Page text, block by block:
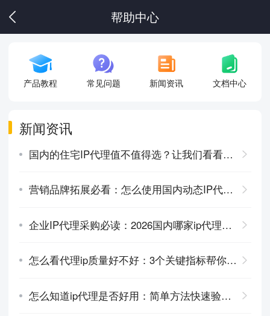
帮助中心
产品教程 常见问题 新闻资讯 文档中心
新闻资讯
国内的住宅IP代理值不值得选？让我们看看如何选择住宅IP代理
营销品牌拓展必看：怎么使用国内动态IP代理在内容监测场景！
企业IP代理采购必读：2026国内哪家ip代理公司比较好？
怎么看代理ip质量好不好：3个关键指标帮你快速判断
怎么知道ip代理是否好用：简单方法快速验证！